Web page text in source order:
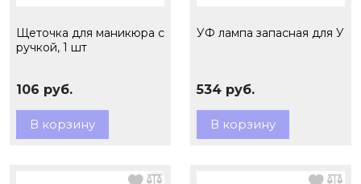
Щеточка для маникюра с
ручкой, 1 шт
106 руб.
В корзину
УФ лампа запасная для УФ
534 руб.
В корзину